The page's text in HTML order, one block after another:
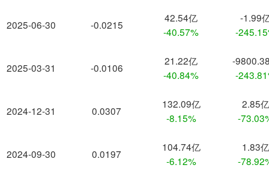
2025-06-30
2025-03-31
2024-12-31
2024-09-30
-0.0215
42.54亿
-40.57%
-1.99
-
-0.0106
21.22亿
-40.84%
-
-
0.0307
132.09亿
-8.15%
2.85亿
-
0.0197
104.74亿
-6.12%
1.83亿
-